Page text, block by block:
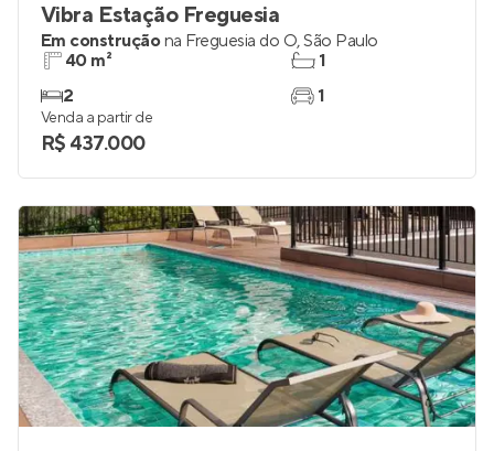
Vibra Estação Freguesia
Em construçãona Freguesia do Ó,São Paulo
40 m²
2
1
1
Venda a partir de
R$ 437.000